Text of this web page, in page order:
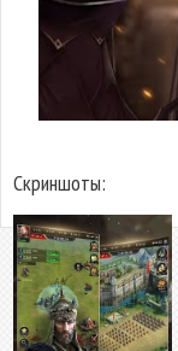
Скриншоты: